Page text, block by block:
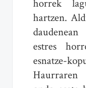
horrek
hartzen.
estres
esnatze-